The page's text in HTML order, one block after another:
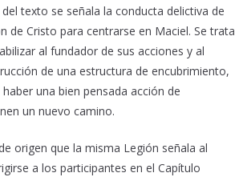
texto se señala la conducta delictiva de
Cristo para centrarse en Maciel. Se trata
al fundador de sus acciones y al
de una estructura de encubrimiento,
una bien pensada acción de
un nuevo camino.
origen que la misma Legión señala al
a los participantes en el Capítulo